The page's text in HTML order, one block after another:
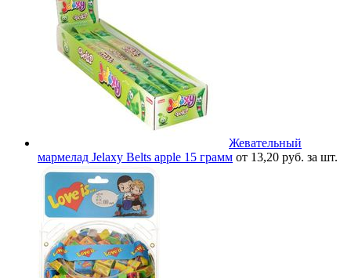
Жевательный
мармелад Jelaxy Belts apple 15 грамм от 13,20 руб. за шт.